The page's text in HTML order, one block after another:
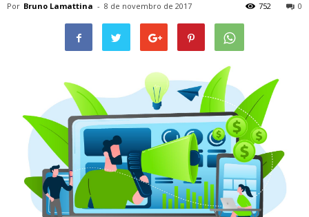
Por Bruno Lamattina - 8 de novembro de 2017 0
752